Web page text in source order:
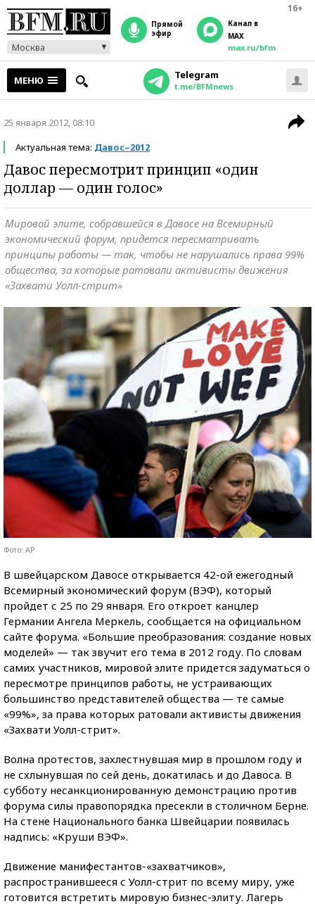
16+
Москва
прямой
эфир
Канал в
MAX
max.ru/bfm
МЕНЮ Telegram
t.me/BFMnews
25 января 2012, 08:10
Актуальная тема: Давос–2012
Давос пересмотрит принцип «один
доллар — один голос»
Мировой элите, собравшейся в Давосе на Всемирный
экономический форум, придется пересматривать
принципы работы — так, чтобы не нарушались права 99%
общества, за которые ратовали активисты движения
«Захвати Уолл-стрит»
Фото: AP
В швейцарском Давосе открывается 42-ой ежегодный
Всемирный экономический форум (ВЭФ), который
пройдет с 25 по 29 января. Его откроет канцлер
Германии Ангела Меркель, сообщается на официальном
сайте форума. «Большие преобразования: создание новых
моделей» — так звучит его тема в 2012 году. По словам
самих участников, мировой элите придется задуматься о
пересмотре принципов работы, не устраивающих
большинство представителей общества — те самые
«99%», за права которых ратовали активисты движения
«Захвати Уолл-стрит».
Волна протестов, захлестнувшая мир в прошлом году и
не схлынувшая по сей день, докатилась и до Давоса. В
субботу несанкционированную демонстрацию против
форума силы правопорядка пресекли в столичном Берне.
На стене Национального банка Швейцарии появилась
надпись: «Круши ВЭФ».
Движение манифестантов-«захватчиков»,
распространившееся с Уолл-стрит по всему миру, уже
готовится встретить мировую бизнес-элиту. Лагерь